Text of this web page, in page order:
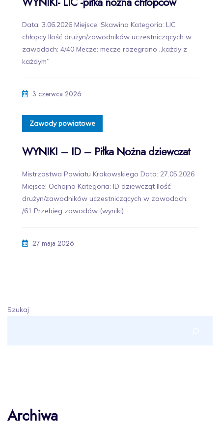
Data: 3.06.2026 Miejsce: Skawina Kategoria: LIC
chłopcy Ilość drużyn/zawodników uczestniczących w
zawodach: 4/40 Mecze: mecze rozegrano „każdy z
każdym”
3 czerwca 2026
Zawody powiatowe
WYNIKI – ID – Piłka Nożna dziewczat
Mistrzostwa Powiatu Krakowskiego Data: 27.05.2026
Miejsce: Ochojno Kategoria: ID dziewcząt Ilość
drużyn/zawodników uczestniczących w zawodach:
/61 Przebieg zawodów (wyniki)
27 maja 2026
Szukaj
Archiwa